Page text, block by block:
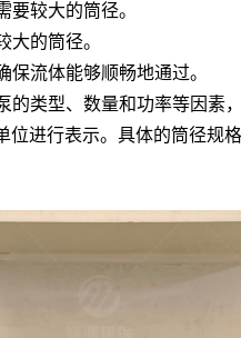
较大的筒径。
的筒径。
流体能够顺畅地通过。
类型、数量和功率等因素
进行表示。具体的筒径